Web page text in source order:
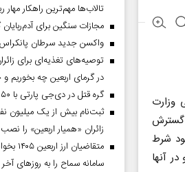
وزارت
شورای گسترش
شرط
سال متوالی کمتر از ۱۰دانشجو در آنها
تالاب‌ها مهم‌ترین راهکار
مجازات سنگین برای
واکسن جدید سرطان
در گرمای اربعین چه بخوریم
گره قتل در دی‌جی پارتی با ۵۰ قسم باز می‌شود
ثبت‌نام بیش از یک میلیون
زائران «همیار اربعین» را
سامانه سماح را به روز‌های